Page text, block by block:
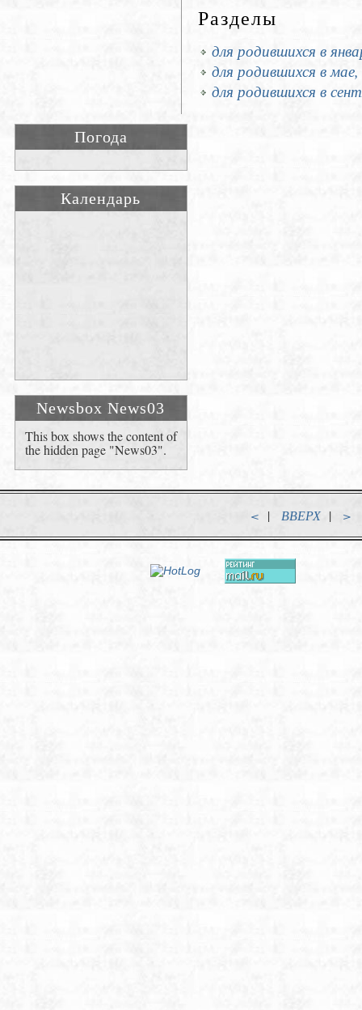
Разделы
для родившихся в
для родившихся в
для родившихся в
Погода
Календарь
Newsbox News03
This box shows the content of
the hidden page "News03".
< | ВВЕРХ | >